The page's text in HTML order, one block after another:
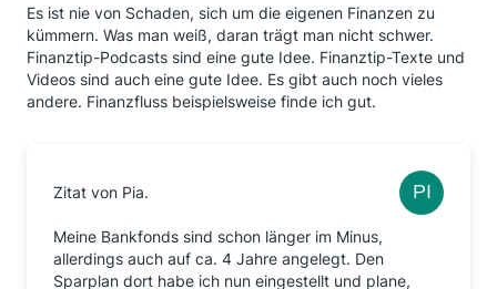
Es ist nie von Schaden, sich um die eigenen Finanzen zu
kümmern. Was man weiß, daran trägt man nicht schwer.
Finanztip-Podcasts sind eine gute Idee. Finanztip-Texte und
Videos sind auch eine gute Idee. Es gibt auch noch vieles
andere. Finanzfluss beispielsweise finde ich gut.
Zitat von Pia.
Meine Bankfonds sind schon länger im Minus,
allerdings auch auf ca. 4 Jahre angelegt. Den
Sparplan dort habe ich nun eingestellt und plane,